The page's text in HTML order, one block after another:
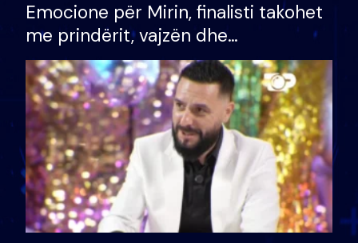
Emocione për Mirin, finalisti takohet
me prindërit, vajzën dhe
bashkëshorten: S’kemi ndonjë letër
divorci apo jo?